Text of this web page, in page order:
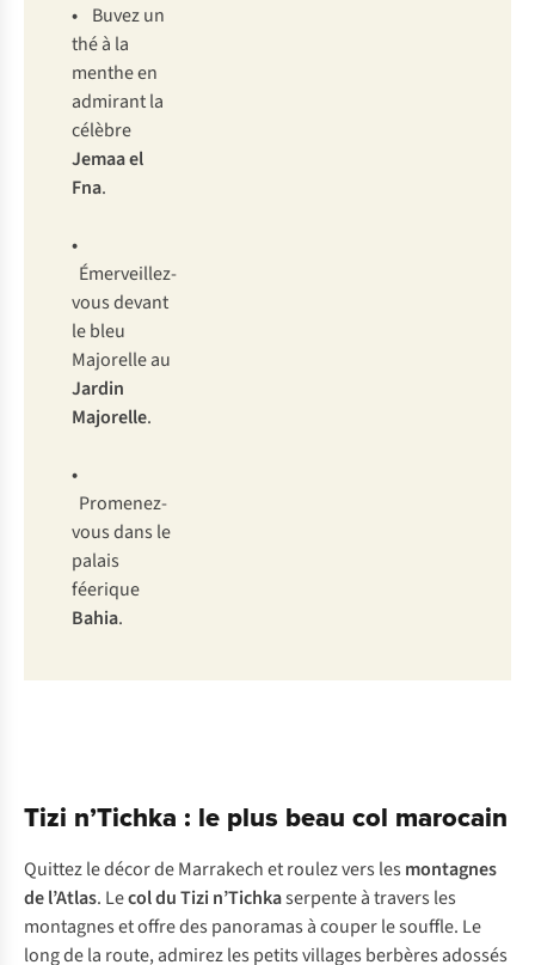
• Buvez un
thé à la
menthe en
admirant la
célèbre
Jemaa el
Fna.
•
Émerveillez-
vous devant
le bleu
Majorelle au
Jardin
Majorelle.
•
Promenez-
vous dans le
palais
féerique
Bahia.
Tizi n’Tichka : le plus beau col marocain
Quittez le décor de Marrakech et roulez vers les montagnes
de l’Atlas. Lecol du Tizi n’Tichkaserpente à travers les
montagnes et offre des panoramas à couper le souffle. Le
long de la route, admirez les petits villages berbères adossés